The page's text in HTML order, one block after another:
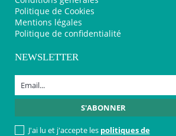
Politique de Cookies
Mentions légales
Politique de confidentialité
NEWSLETTER
J'ai lu et j'accepte les politiques de